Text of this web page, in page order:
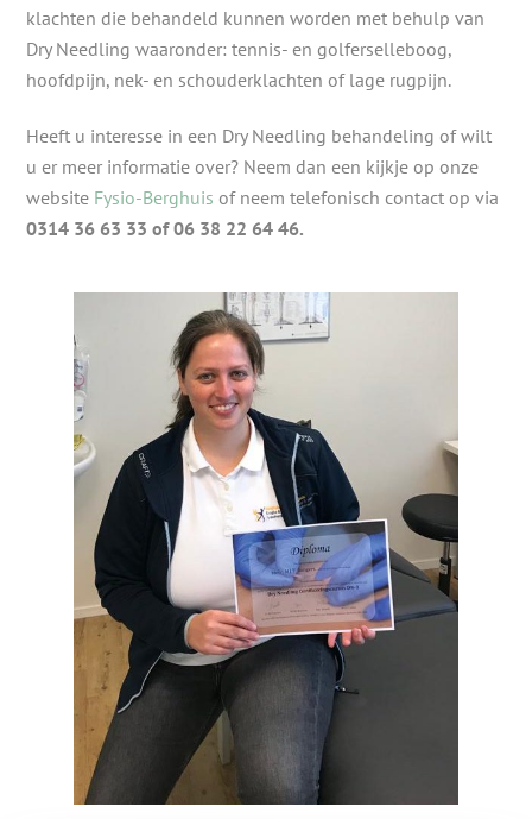
klachten die behandeld kunnen worden met behulp van
Dry Needling waaronder: tennis- en golferselleboog,
hoofdpijn, nek- en schouderklachten of lage rugpijn.
Heeft u interesse in een Dry Needling behandeling of wilt
u er meer informatie over? Neem dan een kijkje op onze
website Fysio-Berghuis of neem telefonisch contact op via
0314 36 63 33 of 06 38 22 64 46.